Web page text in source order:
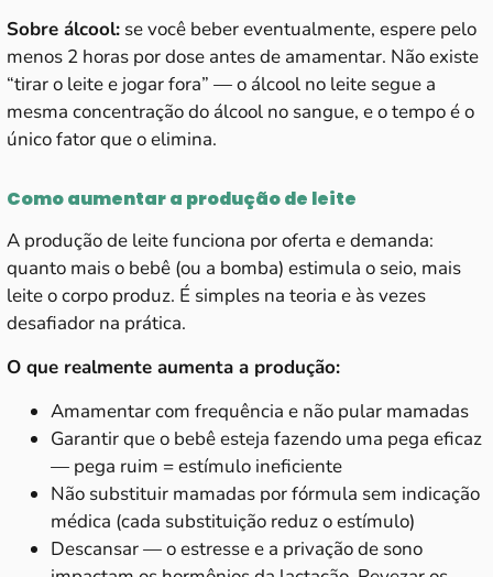
Sobre álcool: se você beber eventualmente, espere pelo
menos 2 horas por dose antes de amamentar. Não existe
“tirar o leite e jogar fora” — o álcool no leite segue a
mesma concentração do álcool no sangue, e o tempo é o
único fator que o elimina.
Como aumentar a produção de leite
A produção de leite funciona por oferta e demanda:
quanto mais o bebê (ou a bomba) estimula o seio, mais
leite o corpo produz. É simples na teoria e às vezes
desafiador na prática.
O que realmente aumenta a produção:
Amamentar com frequência e não pular mamadas
Garantir que o bebê esteja fazendo uma pega eficaz
— pega ruim = estímulo ineficiente
Não substituir mamadas por fórmula sem indicação
médica (cada substituição reduz o estímulo)
Descansar — o estresse e a privação de sono